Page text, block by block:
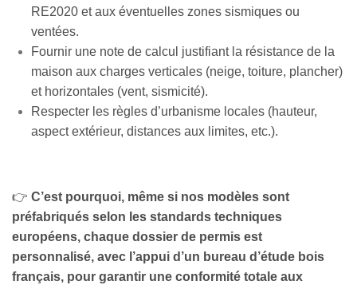
RE2020 et aux éventuelles zones sismiques ou
ventées.
Fournir une note de calcul justifiant la résistance de la
maison aux charges verticales (neige, toiture, plancher)
et horizontales (vent, sismicité).
Respecter les règles d’urbanisme locales (hauteur,
aspect extérieur, distances aux limites, etc.).
👉 C’est pourquoi, même si nos modèles sont
préfabriqués selon les standards techniques
européens, chaque dossier de permis est
personnalisé, avec l’appui d’un bureau d’étude bois
français, pour garantir une conformité totale aux